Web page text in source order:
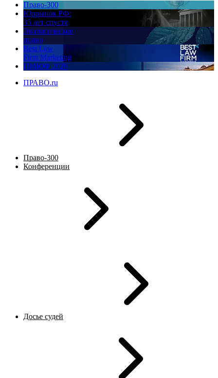
Право-300
Юррынок РФ:
35 лет спустя
Экологическое
право
Best Law
Firm Marketing
ПМЮФ 2026
ПРАВО.ru
Право-300
Конференции
Досье судей